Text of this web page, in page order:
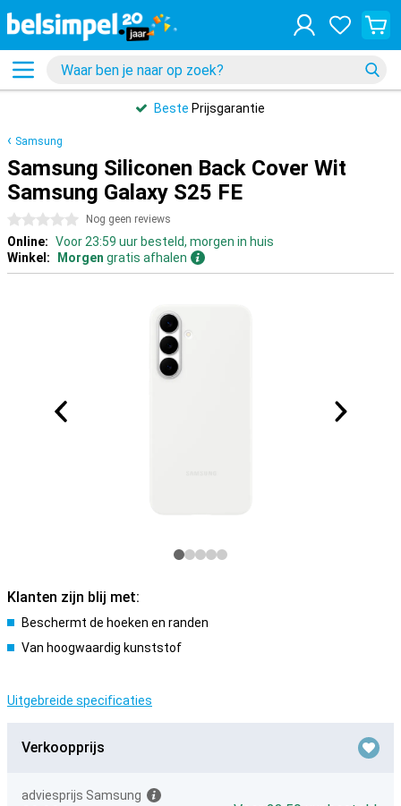
Beste Prijsgarantie
Samsung
Samsung Siliconen Back Cover Wit
Samsung Galaxy S25 FE
0 sterren Nog geen reviews
Online: Voor 23:59 uur besteld, morgen in huis
Winkel:
Morgen gratis afhalen
Klanten zijn blij met:
Beschermt de hoeken en randen
Van hoogwaardig kunststof
Uitgebreide specificaties
Verkoopprijs
adviesprijs Samsung